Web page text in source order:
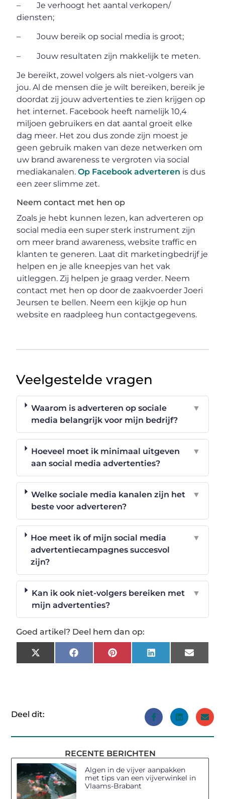
– Je verhoogt het aantal verkopen/
diensten;
– Jouw bereik op social media is groot;
– Jouw resultaten zijn makkelijk te meten.
Je bereikt, zowel volgers als niet-volgers van
jou. Al de mensen die je wilt bereiken, bereik je
doordat zij jouw advertenties te zien krijgen op
het internet. Facebook heeft namelijk 10,4
miljoen gebruikers en dat aantal groeit elke
dag meer. Het zou dus zonde zijn moest je
geen gebruik maken van deze netwerken om
uw brand awareness te vergroten via social
mediakanalen.Op Facebook adverteren is dus
een zeer slimme zet.
Neem contact met hen op
Zoals je hebt kunnen lezen, kan adverteren op
social media een super sterk instrument zijn
om meer brand awareness, website traffic en
klanten te generen. Laat dit marketingbedrijf je
helpen en je alle kneepjes van het vak
uitleggen. Zij helpen je graag verder. Neem
contact met hen op door de zaakvoerder Joeri
Jeursen te bellen. Neem een kijkje op hun
website en raadpleeg hun contactgegevens.
Veelgestelde vragen
Waarom is adverteren op sociale
media belangrijk voor mijn bedrijf?
▼
Hoeveel moet ik minimaal uitgeven
aan social media advertenties?
▼
Welke sociale media kanalen zijn het
beste voor adverteren?
▼
Hoe meet ik of mijn social media
advertentiecampagnes succesvol
zijn?
▼
Kan ik ook niet-volgers bereiken met
mijn advertenties?
▼
Goed artikel? Deel hem dan op:
X
(Twitter)
FacebookPinterestLinkedInEmail
Deel dit:
RECENTE BERICHTEN
Algen in de vijver aanpakken
met tips van een vijverwinkel in
Vlaams-Brabant